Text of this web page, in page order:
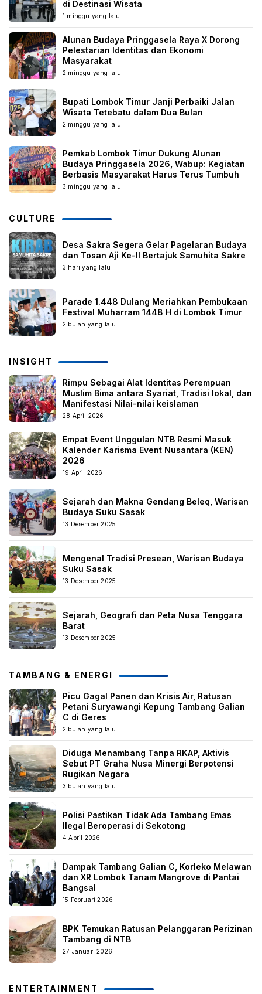
di Destinasi Wisata
1 minggu yang lalu
Alunan Budaya Pringgasela Raya X Dorong
Pelestarian Identitas dan Ekonomi
Masyarakat
2 minggu yang lalu
Bupati Lombok Timur Janji Perbaiki Jalan
Wisata Tetebatu dalam Dua Bulan
2 minggu yang lalu
Pemkab Lombok Timur Dukung Alunan
Budaya Pringgasela 2026, Wabup: Kegiatan
Berbasis Masyarakat Harus Terus Tumbuh
3 minggu yang lalu
CULTURE
Desa Sakra Segera Gelar Pagelaran Budaya
dan Tosan Aji Ke-II Bertajuk Samuhita Sakre
3 hari yang lalu
Parade 1.448 Dulang Meriahkan Pembukaan
Festival Muharram 1448 H di Lombok Timur
2 bulan yang lalu
INSIGHT
Rimpu Sebagai Alat Identitas Perempuan
Muslim Bima antara Syariat, Tradisi lokal, dan
Manifestasi Nilai-nilai keislaman
28 April 2026
Empat Event Unggulan NTB Resmi Masuk
Kalender Karisma Event Nusantara (KEN)
2026
19 April 2026
Sejarah dan Makna Gendang Beleq, Warisan
Budaya Suku Sasak
13 Desember 2025
Mengenal Tradisi Presean, Warisan Budaya
Suku Sasak
13 Desember 2025
Sejarah, Geografi dan Peta Nusa Tenggara
Barat
13 Desember 2025
TAMBANG & ENERGI
Picu Gagal Panen dan Krisis Air, Ratusan
Petani Suryawangi Kepung Tambang Galian
C di Geres
2 bulan yang lalu
Diduga Menambang Tanpa RKAP, Aktivis
Sebut PT Graha Nusa Minergi Berpotensi
Rugikan Negara
3 bulan yang lalu
Polisi Pastikan Tidak Ada Tambang Emas
Ilegal Beroperasi di Sekotong
4 April 2026
Dampak Tambang Galian C, Korleko Melawan
dan XR Lombok Tanam Mangrove di Pantai
Bangsal
15 Februari 2026
BPK Temukan Ratusan Pelanggaran Perizinan
Tambang di NTB
27 Januari 2026
ENTERTAINMENT